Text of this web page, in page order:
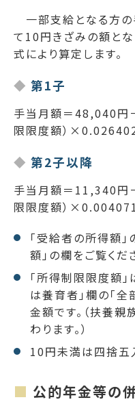
一部支給となる方の
て10円きざみの額とな
式により算定します。
第1子
手当月額＝48,040円
限限度額）
第2子以降
手当月額＝11,340円
限限度額）
「受給者の所得額
額」の欄をご覧くだ
「所得制限限度額
は養育者」欄の「
金額です。（扶養
わります。）
10円未満は四捨五
公的年金等の